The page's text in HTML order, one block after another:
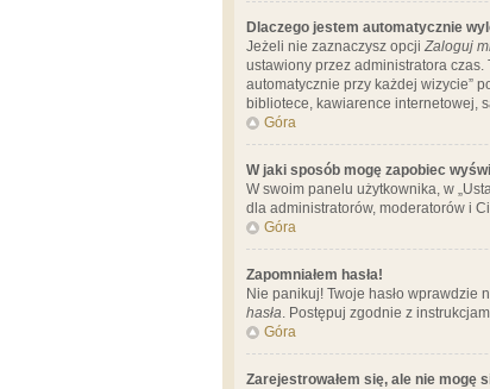
Dlaczego jestem automatycznie
Jeżeli nie zaznaczysz opcji Zaloguj
ustawiony przez administratora
automatycznie przy każdej wizycie”
bibliotece, kawiarence internetowej,
Góra
W jaki sposób mogę zapobiec
W swoim panelu użytkownika, w
dla administratorów, moderatorów i
Góra
Zapomniałem hasła!
Nie panikuj! Twoje hasło
hasła. Postępuj zgodnie z
Góra
Zarejestrowałem się, ale nie mogę